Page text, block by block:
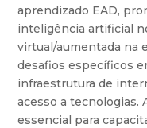
aprendizado EAD,
inteligência artificial
virtual/aumentada na
desafios específicos
infraestrutura de
acesso a tecnologias.
essencial para